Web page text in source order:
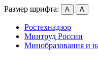
Размер шрифта: А А
Ростехнадзор
Минтруд России
Минобразования и